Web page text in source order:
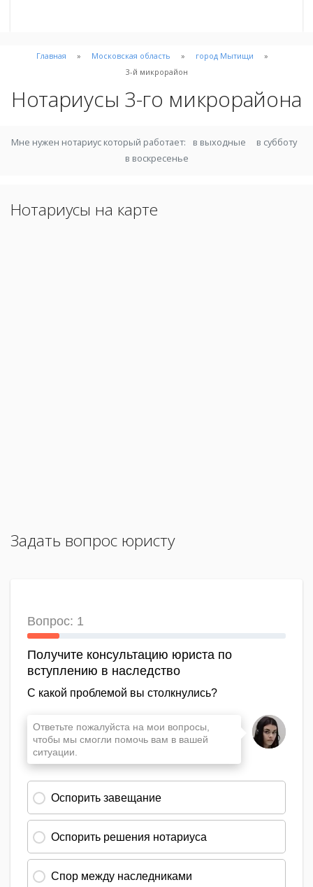
Главная Московская область
город Мытищи
3-й микрорайон
Нотариусы 3-го микрорайона
Мне нужен нотариус который работает: в выходные
в субботу
в воскресенье
Нотариусы на карте
Задать вопрос юристу